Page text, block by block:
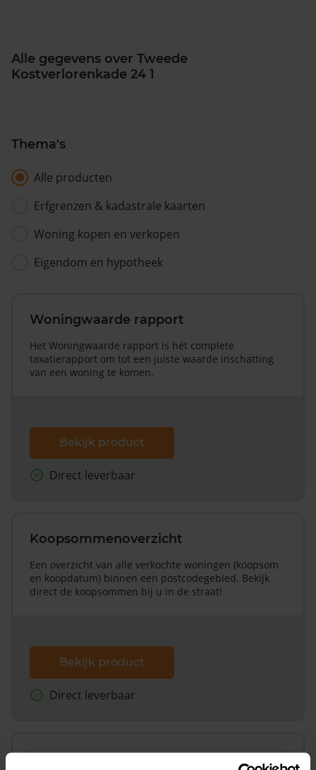
Alle gegevens over Tweede
Kostverlorenkade 24 1
Thema's
Alle producten
Erfgrenzen & kadastrale kaarten
Woning kopen en verkopen
Eigendom en hypotheek
Woningwaarde rapport
Het Woningwaarde rapport is hét complete
taxatierapport om tot een juiste waarde inschatting
van een woning te komen.
Bekijk product
Direct leverbaar
Koopsommenoverzicht
Een overzicht van alle verkochte woningen (koopsom
en koopdatum) binnen een postcodegebied. Bekijk
direct de koopsommen bij u in de straat!
Bekijk product
Direct leverbaar